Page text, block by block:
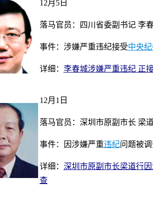
12月5日
落马官员：四川省委副书记 李
事件：涉嫌严重违纪接受中央
详细： 李春城涉嫌严重违纪 正
12月1日
落马官员：深圳市原副市长 梁
事件：因涉嫌严重违纪问题被调
详细： 深圳市原副市长梁道行
查